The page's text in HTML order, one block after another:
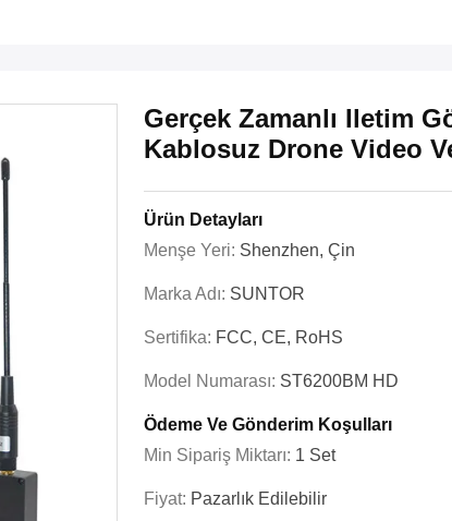
Gerçek Zamanlı Iletim
Kablosuz Drone Video
Ürün Detayları
Menşe Yeri: Shenzhen, Çin
Marka Adı: SUNTOR
Sertifika: FCC, CE, RoHS
Model Numarası: ST6200BM HD
Ödeme Ve Gönderim Koşulları
Min Sipariş Miktarı: 1 Set
Fiyat: Pazarlık Edilebilir